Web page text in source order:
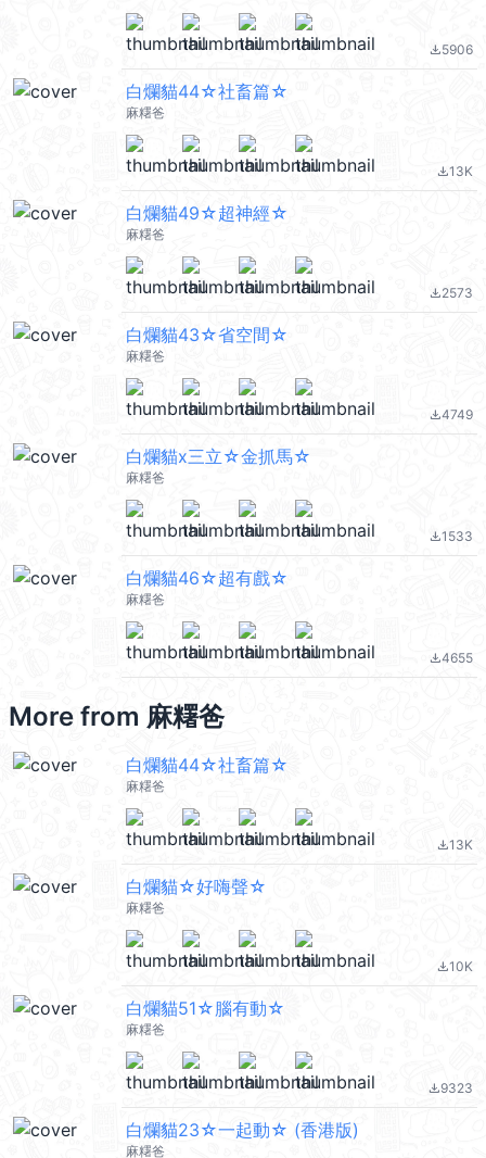
file_download5906
白爛貓44☆社畜篇☆
麻糬爸
file_download13K
白爛貓49☆超神經☆
麻糬爸
file_download2573
白爛貓43☆省空間☆
麻糬爸
file_download4749
白爛貓x三立☆金抓馬☆
麻糬爸
file_download1533
白爛貓46☆超有戲☆
麻糬爸
file_download4655
More from 麻糬爸
白爛貓44☆社畜篇☆
麻糬爸
file_download13K
白爛貓☆好嗨聲☆
麻糬爸
file_download10K
白爛貓51☆腦有動☆
麻糬爸
file_download9323
白爛貓23☆一起動☆ (香港版)
麻糬爸